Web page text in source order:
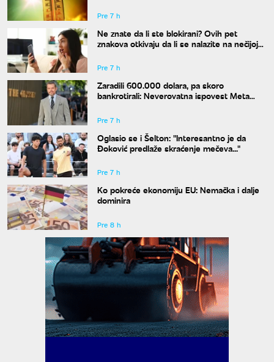
Pre 7 h
Ne znate da li ste blokirani? Ovih pet
znakova otkivaju da li se nalazite na nečijoj
Pre 7 h
Zaradili 600.000 dolara, pa skoro
bankrotirali: Neverovatna ispovest Meta
Pre 7 h
Oglasio se i Šelton: "Interesantno je da
Đoković predlaže skraćenje mečeva..."
Pre 7 h
Ko pokreće ekonomiju EU: Nemačka i dalje
dominira
Pre 8 h